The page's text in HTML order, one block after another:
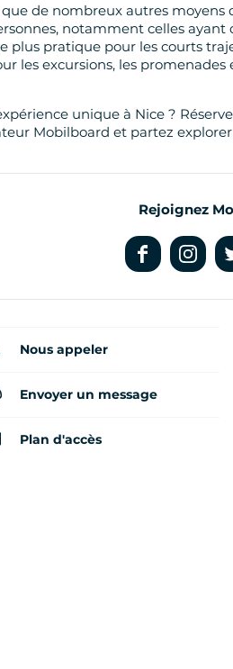
de nombreux autres moyens
notamment celles ayant
pratique pour les courts
les excursions, les
unique à Nice ?
Mobilboard et partez explorer
Rejoignez
Nous appeler
Envoyer un message
Plan d'accès